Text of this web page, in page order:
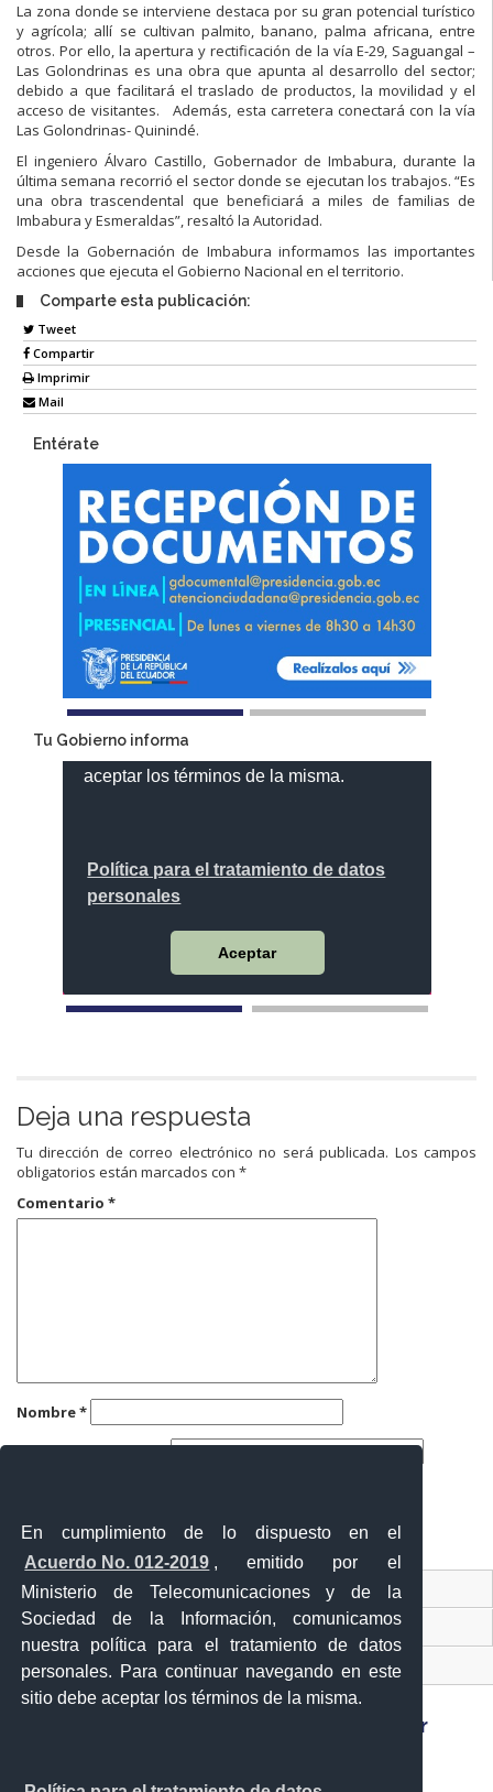
En cumplimiento de lo dispuesto en el
Acuerdo No. 012-2019 , emitido por el
Ministerio de Telecomunicaciones y de la
Sociedad de la Información, comunicamos
nuestra política para el tratamiento de datos
personales. Para continuar navegando en este
sitio debe aceptar los términos de la misma.
La zona donde se interviene destaca por su gran potencial turístico
y agrícola; allí se cultivan palmito, banano, palma africana, entre
otros. Por ello, la apertura y rectificación de la vía E-29, Saguangal –
Las Golondrinas es una obra que apunta al desarrollo del sector;
debido a que facilitará el traslado de productos, la movilidad y el
acceso de visitantes.
Además, esta carretera conectará con la vía
Las Golondrinas- Quinindé.
El ingeniero Álvaro Castillo, Gobernador de Imbabura, durante la
última semana recorrió el sector donde se ejecutan los trabajos. “Es
una obra trascendental que beneficiará a miles de familias de
Imbabura y Esmeraldas”, resaltó la Autoridad.
Desde la Gobernación de Imbabura informamos las importantes
acciones que ejecuta el Gobierno Nacional en el territorio.
Comparte esta publicación:
Tweet
Compartir
Imprimir
Mail
Entérate
Tu Gobierno informa
Deja una respuesta
Tu dirección de correo electrónico no será publicada. Los campos
obligatorios están marcados con *
Comentario *
Nombre*
Correo electrónico*
Contacto Ciudadano
Ventanilla Única de Comercio Exterior
Sistema Nacional de Información (SNI)
Sánchez y Cifuentes y Juan de Velasco esquina,